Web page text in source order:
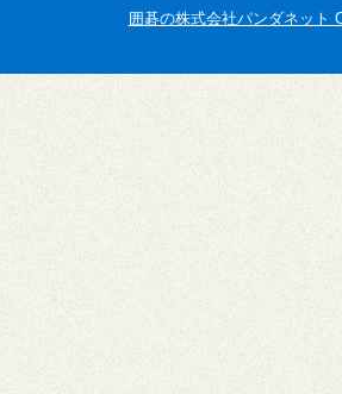
囲碁の株式会社パンダネット